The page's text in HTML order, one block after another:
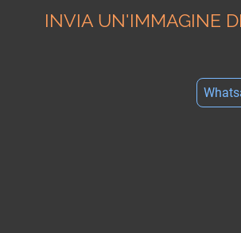
INVIA UN'IMMAGINE